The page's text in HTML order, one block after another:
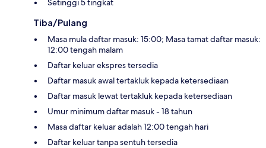
Setinggi 5 tingkat
Tiba/Pulang
Masa mula daftar masuk: 15:00; Masa tamat daftar masuk:
12:00 tengah malam
Daftar keluar ekspres tersedia
Daftar masuk awal tertakluk kepada ketersediaan
Daftar masuk lewat tertakluk kepada ketersediaan
Umur minimum daftar masuk - 18 tahun
Masa daftar keluar adalah 12:00 tengah hari
Daftar keluar tanpa sentuh tersedia